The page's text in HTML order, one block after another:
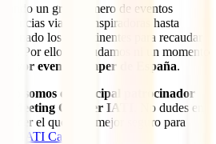
un gran número de eventos
viajeras inspiradoras hasta
a nado los 5 continentes para recaudar
Por ello, no dudamos ni un momento
evento camper de España.
somos el principal patrocinador
Meeting Camper IATI
. No dudes en
el que es el mejor seguro para
el
IATI Camper